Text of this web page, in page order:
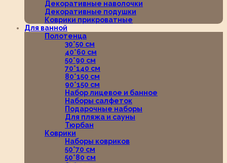
Декоративные наволочки
Декоративные подушки
Коврики прикроватные
Для ванной
Полотенца
30*50 см
40*60 см
50*90 см
70*140 см
80*150 см
90*150 см
Набор лицевое и банное
Наборы салфеток
Подарочные наборы
Для пляжа и сауны
Тюрбан
Коврики
Наборы ковриков
50*70 см
50*80 см